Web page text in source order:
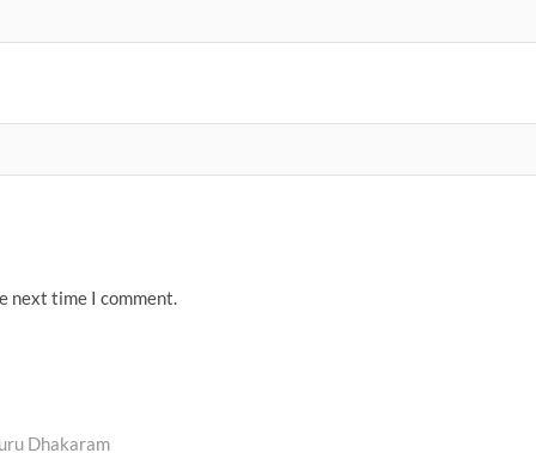
next time I comment.
Dhakaram